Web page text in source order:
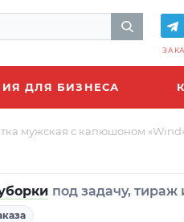
ДЛЯ БИЗНЕСА
мужская с капюшоном
под задачу,